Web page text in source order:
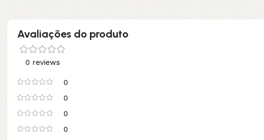
Avaliações do produto
0 reviews
0
0
0
0